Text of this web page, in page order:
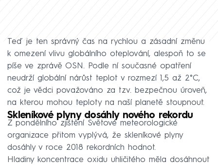
Teď je ten správný čas na rychlou a zásadní změnu
k omezení vlivu globálního oteplování, alespoň to se
píše ve zprávě OSN. Podle ní současné opatření
neudrží globální nárůst teplot v rozmezí 1,5 až 2°C,
což je vědci považováno za tzv. bezpečnou úroveň,
na kterou mohou teploty na naší planetě stoupnout.
Skleníkové plyny dosáhly nového rekordu
Z pondělního zjištění Světové meteorologické
organizace přitom vyplývá, že skleníkové plyny
dosáhly v roce 2018 rekordních hodnot.
Hladiny koncentrace oxidu uhličitého měla dosáhnout